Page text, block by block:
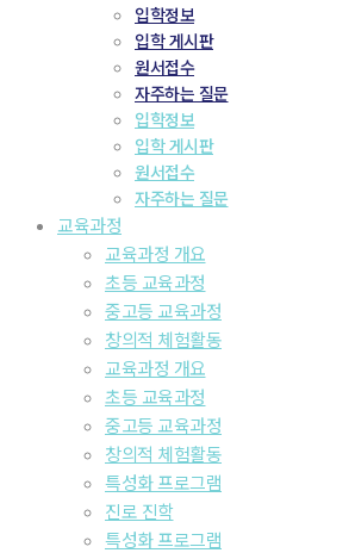
입학정보
입학 게시판
원서접수
자주하는 질문
입학정보
입학 게시판
원서접수
자주하는 질문
교육과정
교육과정 개요
초등 교육과정
중고등 교육과정
창의적 체험활동
교육과정 개요
초등 교육과정
중고등 교육과정
창의적 체험활동
특성화 프로그램
진로 진학
특성화 프로그램